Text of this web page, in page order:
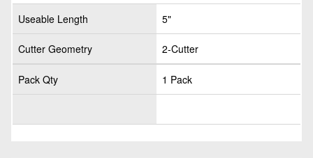
Useable Length 5"
Cutter Geometry 2-Cutter
Pack Qty 1 Pack